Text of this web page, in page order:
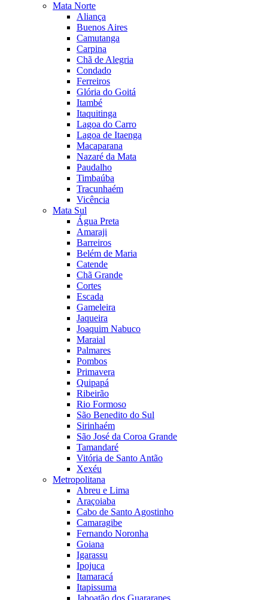
Mata Norte
Aliança
Buenos Aires
Camutanga
Carpina
Chã de Alegria
Condado
Ferreiros
Glória do Goitá
Itambé
Itaquitinga
Lagoa do Carro
Lagoa de Itaenga
Macaparana
Nazaré da Mata
Paudalho
Timbaúba
Tracunhaém
Vicência
Mata Sul
Água Preta
Amaraji
Barreiros
Belém de Maria
Catende
Chã Grande
Cortes
Escada
Gameleira
Jaqueira
Joaquim Nabuco
Maraial
Palmares
Pombos
Primavera
Quipapá
Ribeirão
Rio Formoso
São Benedito do Sul
Sirinhaém
São José da Coroa Grande
Tamandaré
Vitória de Santo Antão
Xexéu
Metropolitana
Abreu e Lima
Araçoiaba
Cabo de Santo Agostinho
Camaragibe
Fernando Noronha
Goiana
Igarassu
Ipojuca
Itamaracá
Itapissuma